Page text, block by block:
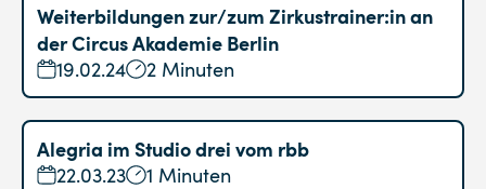
Weiterbildungen zur/zum Zirkustrainer:in an
der Circus Akademie Berlin
19.02.24 2 Minuten
Alegria im Studio drei vom rbb
22.03.23 1 Minuten